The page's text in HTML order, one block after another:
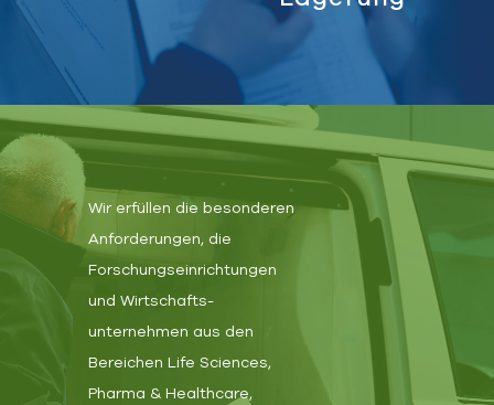
Wir erfüllen die besonderen
Anforderungen, die
Forschungseinrichtungen
und Wirtschafts-
unternehmen aus den
Bereichen Life Sciences,
Pharma & Healthcare,